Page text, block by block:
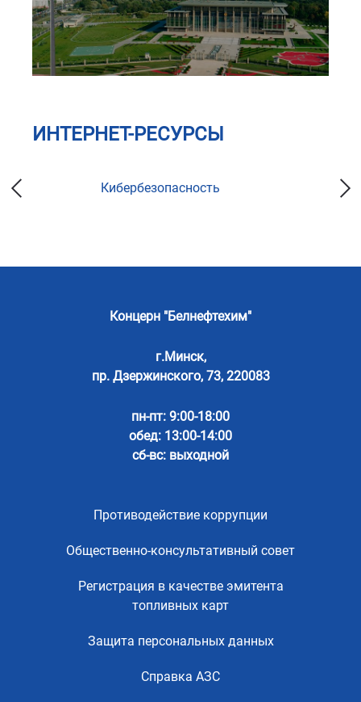
ИНТЕРНЕТ-РЕСУРСЫ
Кибербезопасность
Концерн "Белнефтехим"
г.Минск,
пр. Дзержинского, 73, 220083
пн-пт: 9:00-18:00
обед: 13:00-14:00
сб-вс: выходной
Противодействие коррупции
Общественно-консультативный совет
Регистрация в качестве эмитента
топливных карт
Защита персональных данных
Справка АЗС